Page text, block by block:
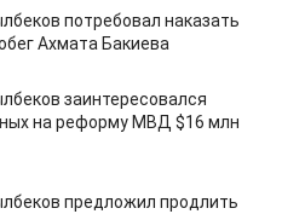
потребовал наказать
Ахмата Бакиева
заинтересовался
на реформу МВД $16 млн
предложил продлить